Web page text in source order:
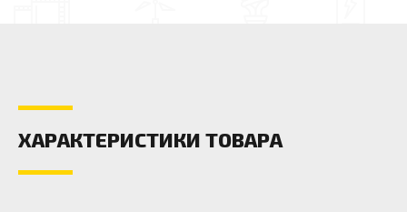
ХАРАКТЕРИСТИКИ ТОВАРА